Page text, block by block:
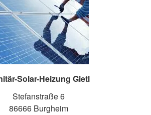
Solar-Heizung Gietl
Stefanstraße 6
86666 Burgheim